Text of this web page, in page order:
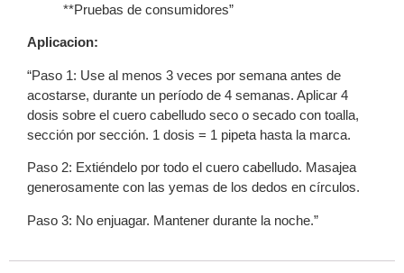
**Pruebas de consumidores”
Aplicacion:
“Paso 1: Use al menos 3 veces por semana antes de
acostarse, durante un período de 4 semanas. Aplicar 4
dosis sobre el cuero cabelludo seco o secado con toalla,
sección por sección. 1 dosis = 1 pipeta hasta la marca.
Paso 2: Extiéndelo por todo el cuero cabelludo. Masajea
generosamente con las yemas de los dedos en círculos.
Paso 3: No enjuagar. Mantener durante la noche.”